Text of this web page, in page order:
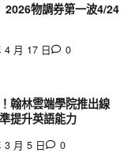
物調券第一波4/24
4 月 17 日 0
翰林雲端學院推出線
提升英語能力
3 月 5 日 0